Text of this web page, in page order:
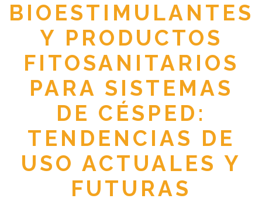
BIOESTIMULANTES
Y PRODUCTOS
FITOSANITARIOS
PARA SISTEMAS
DE CÉSPED:
TENDENCIAS DE
USO ACTUALES Y
FUTURAS